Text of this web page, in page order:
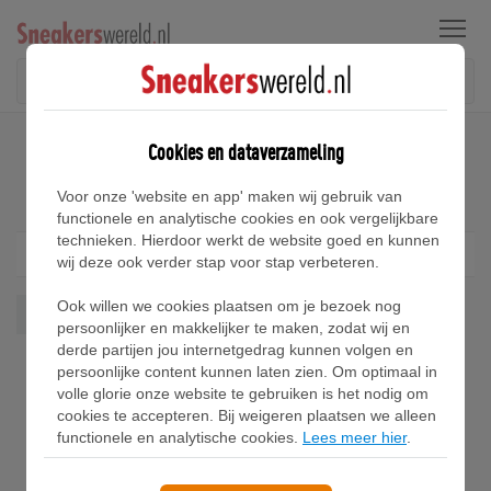
Menu
Converse Pro OX Sneakers
Pro Ox Wis alles
Cookies en dataverzameling
Voor onze 'website en app' maken wij gebruik van
functionele en analytische cookies en ook vergelijkbare
technieken. Hierdoor werkt de website goed en kunnen
wij deze ook verder stap voor stap verbeteren.
Ook willen we cookies plaatsen om je bezoek nog
persoonlijker en makkelijker te maken, zodat wij en
derde partijen jou internetgedrag kunnen volgen en
persoonlijke content kunnen laten zien. Om optimaal in
volle glorie onze website te gebruiken is het nodig om
cookies te accepteren. Bij weigeren plaatsen we alleen
functionele en analytische cookies. Lees meer hier.